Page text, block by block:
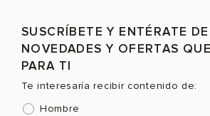
SUSCRÍBETE Y ENTÉRATE
NOVEDADES Y OFERTAS
PARA TI
Te interesaría recibir contenido de:
Hombre